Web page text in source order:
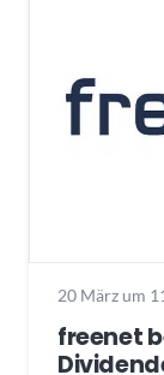
20 März um
freenet